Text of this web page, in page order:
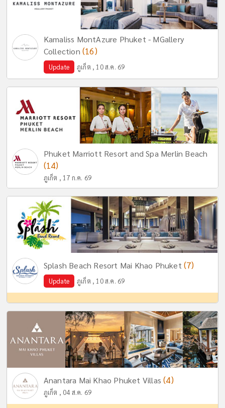
Kamaliss MontAzure Phuket - MGallery
Collection (16)
Update ภูเก็ต , 10 ส.ค. 69
Phuket Marriott Resort and Spa Merlin Beach
(14)
ภูเก็ต , 17 ก.ค. 69
Splash Beach Resort Mai Khao Phuket (7)
Update ภูเก็ต , 10 ส.ค. 69
Anantara Mai Khao Phuket Villas(4)
ภูเก็ต , 04 ส.ค. 69